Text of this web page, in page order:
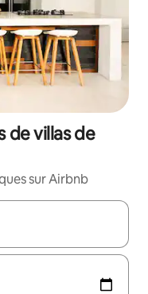
de villas de
sur Airbnb
les flèches vers le